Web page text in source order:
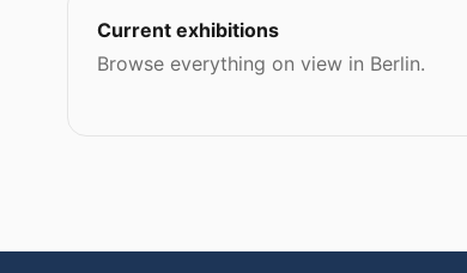
Current exhibitions
Browse everything on view in Berlin.